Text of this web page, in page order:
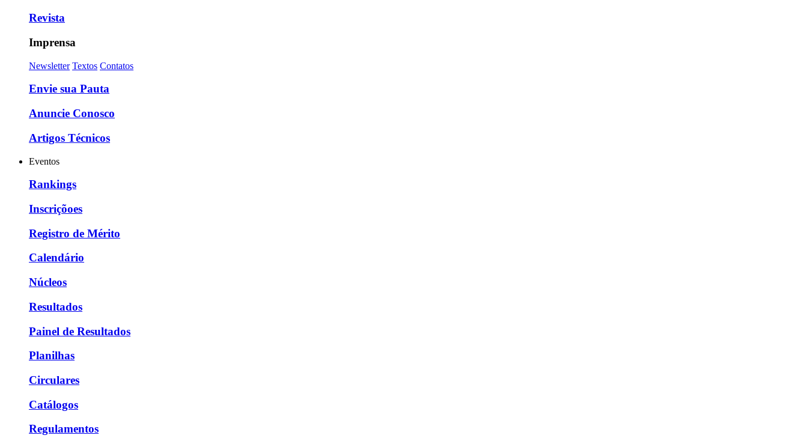
Revista
Imprensa
Newsletter Textos Contatos
Envie sua Pauta
Anuncie Conosco
Artigos Técnicos
Eventos
Rankings
Inscriçõoes
Registro de Mérito
Calendário
Núcleos
Resultados
Painel de Resultados
Planilhas
Circulares
Catálogos
Regulamentos